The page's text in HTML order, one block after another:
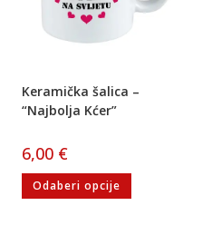
Keramička šalica –
“Najbolja Kćer”
6,00 €
Odaberi opcije